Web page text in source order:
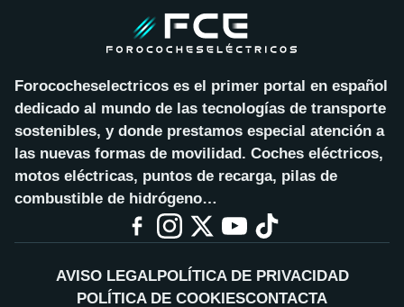
Forococheselectricos es el primer portal en español
dedicado al mundo de las tecnologías de transporte
sostenibles, y donde prestamos especial atención a
las nuevas formas de movilidad. Coches eléctricos,
motos eléctricas, puntos de recarga, pilas de
combustible de hidrógeno…
AVISO LEGALPOLÍTICA DE PRIVACIDAD
POLÍTICA DE COOKIESCONTACTA